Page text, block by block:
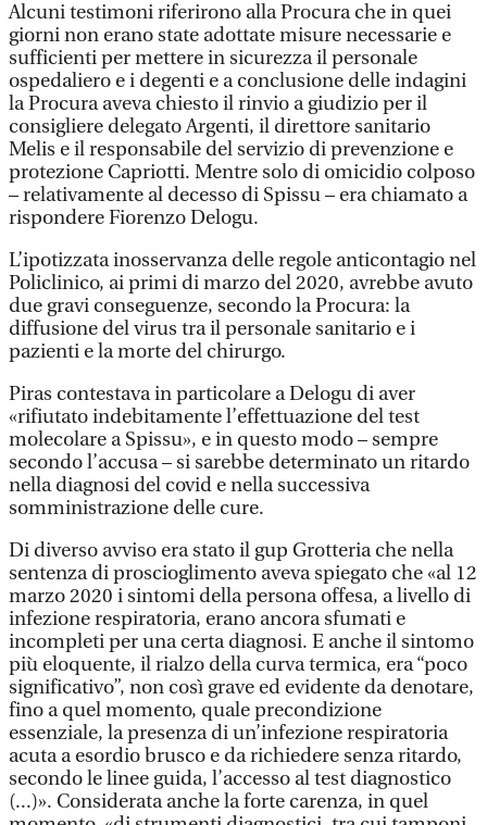
Alcuni testimoni riferirono alla Procura che in quei
giorni non erano state adottate misure necessarie e
sufficienti per mettere in sicurezza il personale
ospedaliero e i degenti e a conclusione delle indagini
la Procura aveva chiesto il rinvio a giudizio per il
consigliere delegato Argenti, il direttore sanitario
Melis e il responsabile del servizio di prevenzione e
protezione Capriotti. Mentre solo di omicidio colposo
– relativamente al decesso di Spissu – era chiamato a
rispondere Fiorenzo Delogu.
L’ipotizzata inosservanza delle regole anticontagio nel
Policlinico, ai primi di marzo del 2020, avrebbe avuto
due gravi conseguenze, secondo la Procura: la
diffusione del virus tra il personale sanitario e i
pazienti e la morte del chirurgo.
Piras contestava in particolare a Delogu di aver
«rifiutato indebitamente l’effettuazione del test
molecolare a Spissu», e in questo modo – sempre
secondo l’accusa – si sarebbe determinato un ritardo
nella diagnosi del covid e nella successiva
somministrazione delle cure.
Di diverso avviso era stato il gup Grotteria che nella
sentenza di proscioglimento aveva spiegato che «al 12
marzo 2020 i sintomi della persona offesa, a livello di
infezione respiratoria, erano ancora sfumati e
incompleti per una certa diagnosi. E anche il sintomo
più eloquente, il rialzo della curva termica, era “poco
significativo”, non così grave ed evidente da denotare,
fino a quel momento, quale precondizione
essenziale, la presenza di un’infezione respiratoria
acuta a esordio brusco e da richiedere senza ritardo,
secondo le linee guida, l’accesso al test diagnostico
(...)». Considerata anche la forte carenza, in quel